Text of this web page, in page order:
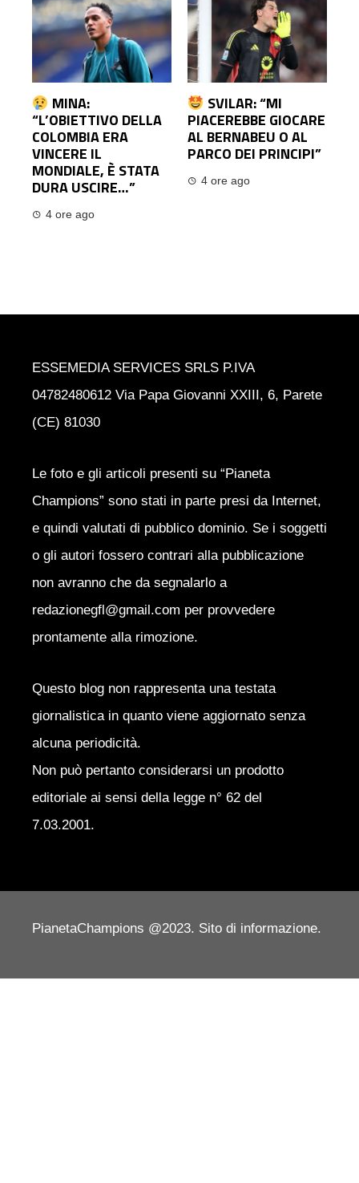
MINA:
“L’OBIETTIVO DELLA
COLOMBIA ERA
VINCERE IL
MONDIALE, È STATA
DURA USCIRE…”
4 ore ago
SVILAR: “MI
PIACEREBBE GIOCARE
AL BERNABEU O AL
PARCO DEI PRINCIPI”
4 ore ago
ESSEMEDIA SERVICES SRLS P.IVA
04782480612 Via Papa Giovanni XXIII, 6, Parete
(CE) 81030
Le foto e gli articoli presenti su “Pianeta
Champions” sono stati in parte presi da Internet,
e quindi valutati di pubblico dominio. Se i soggetti
o gli autori fossero contrari alla pubblicazione
non avranno che da segnalarlo a
redazionegfl@gmail.com per provvedere
prontamente alla rimozione.
Questo blog non rappresenta una testata
giornalistica in quanto viene aggiornato senza
alcuna periodicità.
Non può pertanto considerarsi un prodotto
editoriale ai sensi della legge n° 62 del
7.03.2001.
PianetaChampions @2023. Sito di informazione.